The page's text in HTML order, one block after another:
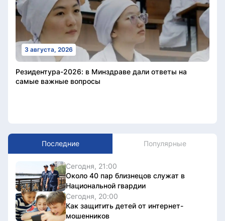
3 августа, 2026
Резидентура-2026: в Минздраве дали ответы на
самые важные вопросы
Последние Популярные
Сегодня, 21:00
Около 40 пар близнецов служат в
Национальной гвардии
Сегодня, 20:00
Как защитить детей от интернет-
мошенников